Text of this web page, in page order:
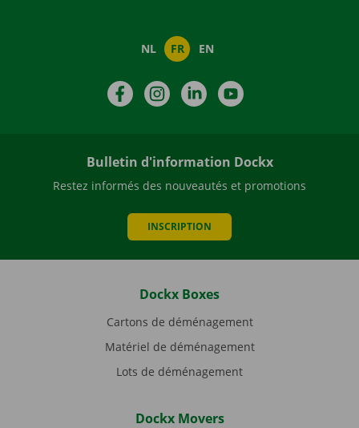
NL FR EN
FacebookInstagramLinkedIn
Bulletin d'information Dockx
Restez informés des nouveautés et promotions
INSCRIPTION
Dockx Boxes
Cartons de déménagement
Matériel de déménagement
Lots de déménagement
Dockx Movers